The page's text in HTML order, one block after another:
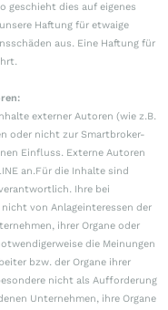
geschieht dies auf eigenes
Haftung für etwaige
aus. Eine Haftung für
externer Autoren (wie z.B.
oder nicht zur Smartbroker-
Einfluss. Externe Autoren
an.Für die Inhalte sind
Ihre bei
von Anlageinteressen der
ihrer Organe oder
die Meinungen
bzw. der Organe ihrer
nicht als Aufforderung
Unternehmen, ihre Organe